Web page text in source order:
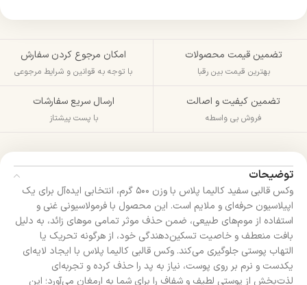
تضمین قیمت محصولات
بهترین قیمت بین رقبا
امکان مرجوع کردن سفارش
با توجه به قوانین و شرایط مرجوعی
تضمین کیفیت و اصالت
فروش بی واسطه
ارسال سریع سفارشات
با پست پیشتاز
توضیحات
وکس قالبی سفید کالیما پلاس با وزن ۵۰۰ گرم، انتخابی ایده‌آل برای یک
اپیلاسیون حرفه‌ای و ملایم است. این محصول با فرمولاسیونی غنی و
استفاده از موم‌های طبیعی، ضمن حذف موثر تمامی موهای زائد، به دلیل
بافت منعطف و خاصیت تسکین‌دهندگی خود، از هرگونه تحریک یا
التهاب پوستی جلوگیری می‌کند. وکس قالبی کالیما پلاس با ایجاد لایه‌ای
یکدست و نرم بر روی پوست، نیاز به پد را حذف کرده و تجربه‌ای
لذت‌بخش از پوستی لطیف و شفاف را برای شما به ارمغان می‌آورد؛ این